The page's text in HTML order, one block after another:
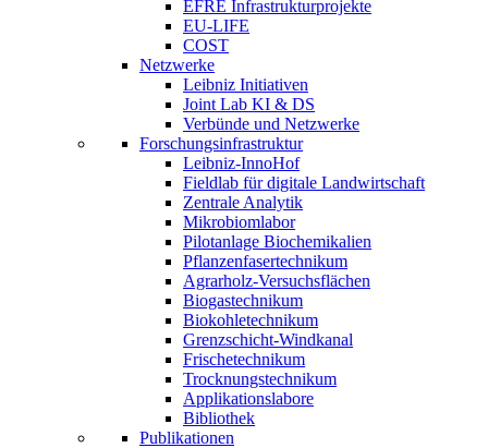
EFRE Infrastrukturprojekte
EU-LIFE
COST
Netzwerke
Leibniz Initiativen
Joint Lab KI & DS
Verbünde und Netzwerke
Forschungsinfrastruktur
Leibniz-InnoHof
Fieldlab für digitale Landwirtschaft
Zentrale Analytik
Mikrobiomlabor
Pilotanlage Biochemikalien
Pflanzenfasertechnikum
Agrarholz-Versuchsflächen
Biogastechnikum
Biokohletechnikum
Grenzschicht-Windkanal
Frischetechnikum
Trocknungstechnikum
Applikationslabore
Bibliothek
Publikationen